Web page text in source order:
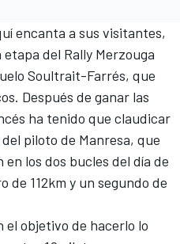
encanta a sus visitantes,
del Rally Merzouga
Soultrait-Farrés, que
Después de ganar las
ha tenido que claudicar
piloto de Manresa, que
los dos bucles del día de
112km y un segundo de
el objetivo de hacerlo lo